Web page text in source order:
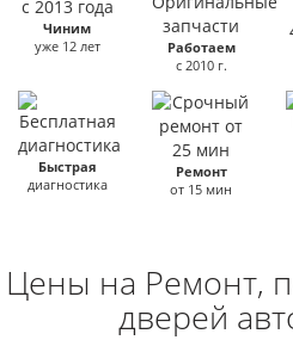
Чиним
уже 12 лет
Работаем
с 2010 г.
Быстрая
диагностика
Ремонт
от 15 мин
Цены на Ремонт,
дверей